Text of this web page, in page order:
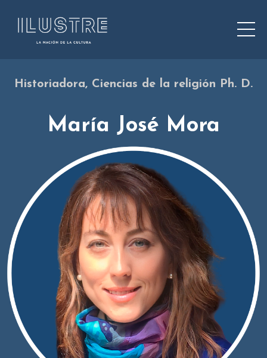
Historiadora, Ciencias de la religión Ph. D.
María José Mora